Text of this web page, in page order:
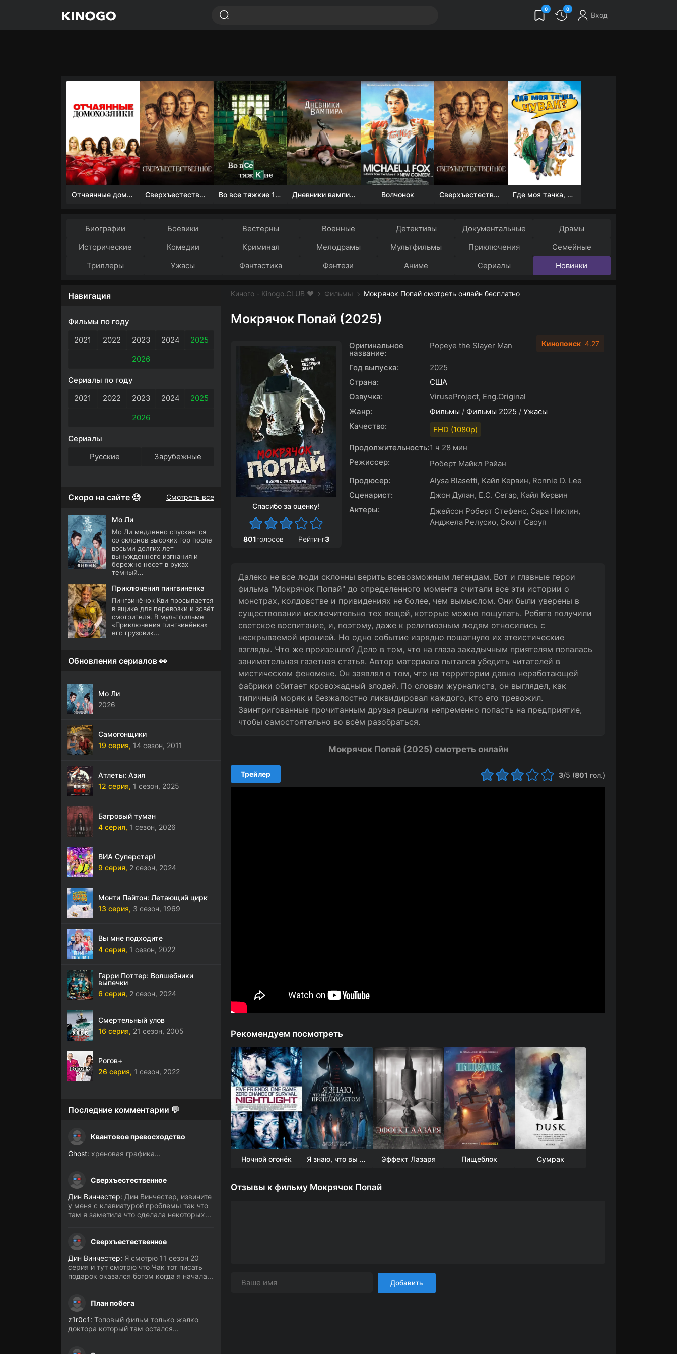
0 0
Вход
Отчаянные домохозяйки (1 сезон) Сверхъестественное Во все тяжкие 1-5 сезон Дневники вампира (4 сезон) Волчонок Сверхъестественное Где моя тачка, чувак?
Биографии Боевики Вестерны Военные Детективы Документальные
Драмы
Исторические
Комедии Криминал Мелодрамы Мультфильмы Приключения
Семейные
Триллеры
Ужасы Фантастика Фэнтези Аниме Сериалы Новинки
Киного - Kinogo.CLUB ❤️ Фильмы Мокрячок Попай смотреть онлайн бесплатно
Мокрячок Попай (2025)
Спасибо за оценку!
801голосов Рейтинг3
Оригинальное
название:
Popeye the Slayer Man
Год выпуска:
2025
Страна:
США
Озвучка:
ViruseProject, Eng.Original
Жанр:
Фильмы / Фильмы 2025 / Ужасы
Качество:
FHD (1080p)
Продолжительность:1 ч 28 мин
Режиссер:
Роберт Майкл Райан
Продюсер:
Alysa Blasetti, Кайл Кервин, Ronnie D. Lee
Сценарист:
Джон Дулан, Е.С. Сегар, Кайл Кервин
Актеры:
Джейсон Роберт Стефенс, Сара Никлин,
Анджела Релусио, Скотт Своуп
Кинопоиск 4.27
Далеко не все люди склонны верить всевозможным легендам. Вот и главные герои
фильма "Мокрячок Попай" до определенного момента считали все эти истории о
монстрах, колдовстве и привидениях не более, чем вымыслом. Они были уверены в
существовании исключительно тех вещей, которые можно пощупать. Ребята получили
светское воспитание, и, поэтому, даже к религиозным людям относились с
нескрываемой иронией. Но одно событие изрядно пошатнуло их атеистические
взгляды. Что же произошло? Дело в том, что на глаза закадычным приятелям попалась
занимательная газетная статья. Автор материала пытался убедить читателей в
мистическом феномене. Он заявлял о том, что на территории давно неработающей
фабрики обитает кровожадный злодей. По словам журналиста, он выглядел, как
типичный моряк и безжалостно ликвидировал каждого, кто его тревожил.
Заинтригованные прочитанным друзья решили непременно попасть на предприятие,
чтобы самостоятельно во всём разобраться.
Мокрячок Попай (2025) смотреть онлайн
3/5 (801 гол.)
Трейлер
Рекомендуем посмотреть
Ночной огонёк Я знаю, что вы сделали прошлым летом Эффект Лазаря Пищеблок Сумрак
Отзывы к фильму Мокрячок Попай
Добавить
Навигация
Фильмы по году
2021
2022 2023 2024
2025
2026
Сериалы по году
2021
2022 2023 2024
2025
2026
Сериалы
Русские
Зарубежные
Скоро на сайте 🧐 Смотреть все
Мо Ли
Мо Ли медленно спускается
со склонов высоких гор после
восьми долгих лет
вынужденного изгнания и
бережно несет в руках
темный...
Приключения пингвиненка
Пингвинёнок Кви просыпается
в ящике для перевозки и зовёт
смотрителя. В мультфильме
«Приключения пингвинёнка»
его грузовик...
Обновления сериалов 👀
Мо Ли
2026
Самогонщики
19 серия, 14 сезон, 2011
Атлеты: Азия
12 серия, 1 сезон, 2025
Багровый туман
4 серия, 1 сезон, 2026
ВИА Суперстар!
9 серия, 2 сезон, 2024
Монти Пайтон: Летающий цирк
13 серия, 3 сезон, 1969
Вы мне подходите
4 серия, 1 сезон, 2022
Гарри Поттер: Волшебники
выпечки
6 серия, 2 сезон, 2024
Смертельный улов
16 серия, 21 сезон, 2005
Рогов+
26 серия, 1 сезон, 2022
Последние комментарии 💬
Квантовое превосходство
Ghost: хреновая графика...
Сверхъестественное
Дин Винчестер: Дин Винчестер, извините
у меня с клавиатурой проблемы так что
там я заметила что сделала некоторых...
Сверхъестественное
Дин Винчестер: Я смотрю 11 сезон 20
серия и тут смотрю что Чак тот писать
подарок оказался богом когда я начала...
План побега
z1r0c1: Топовый фильм только жалко
доктора который там остался...